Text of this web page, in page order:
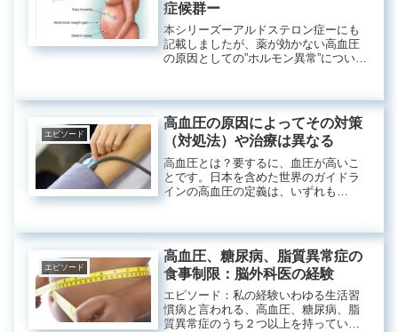
症候群ー
本シリーズーアルドステロン症ーにも
記載しましたが、薬が効かない高血圧
の原因としての”ホルモン異常”について
ね。副腎皮質から分泌されるステロイ
ドホルモンの１種...
エピソード
高血圧の原因によってその対策
（対処法）や治療は異なる
高血圧とは？要するに、血圧が高いこ
とです。日本を含めた世界のガイドラ
インの高血圧の定義は、いずれも
とも言います）と言って、心臓から血
液が押し出された時の動脈壁に...
エピソード
高血圧、糖尿病、脂質異常症の
食事制限：脳外科医の経験
エピソード：私の経験いわゆる生活習
慣病と言われる、高血圧、糖尿病、脂
質異常症のうち２つ以上を持っている